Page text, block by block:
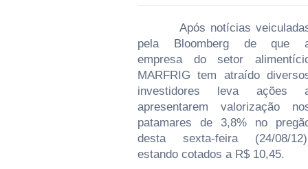
Após notícias
pela Bloomberg de que
empresa do setor
MARFRIG tem atraído
investidores leva ações
apresentarem valorização
patamares de 3,8% no
desta sexta-feira (24/08/
estando cotados a R$ 10,45.